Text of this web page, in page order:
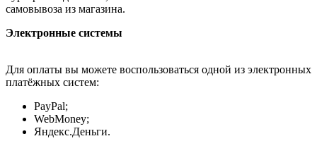
самовывоза из магазина.
Электронные системы
Для оплаты вы можете воспользоваться одной из электронных
платёжных систем:
PayPal;
WebMoney;
Яндекс.Деньги.